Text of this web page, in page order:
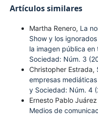
Artículos similares
Martha Renero, La
Show y los
la imagen pública en
Sociedad: Núm. 3
Christopher Estrada,
empresas
y Sociedad: Núm. 4
Ernesto Pablo
Medios de